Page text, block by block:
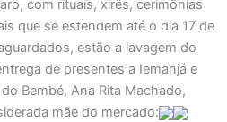
com rituais, xirês, cerimônias
que se estendem até o dia 17 de
estão a lavagem do
de presentes a Iemanjá e
Bembé, Ana Rita Machado,
mãe do mercado: